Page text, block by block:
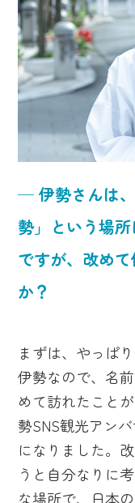
─ 伊勢さんは
勢」という場
ですが、改め
か？
まずは、やっぱ
伊勢なので、名
めて訪れたこと
勢SNS観光アン
になりました。
うと自分なりに
な場所で、日本